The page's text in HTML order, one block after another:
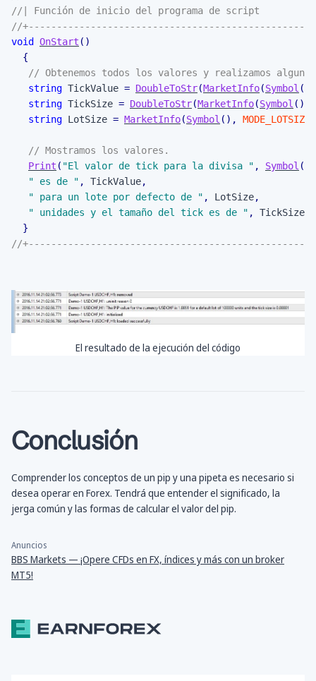
//| Función de inicio del programa de script
//
void
OnStart ( )
{
// Obtenemos todos los valores y realizamos
string TickValue = DoubleToStr(MarketInfo(Symbol (
string TickSize = DoubleToStr(MarketInfo(Symbol ( )
string LotSize = MarketInfo(Symbol ( ) , MODE_LOTSIZE
// Mostramos los valores.
Print ( "El valor de tick para la divisa " , Symbol (
" es de " , TickValue,
" para un lote por defecto de " , LotSize,
" unidades y el tamaño del tick es de " , TickSize
}
//
El resultado de la ejecución del código
Conclusión
Comprender los conceptos de un pip y una pipeta es necesario si
desea operar en Forex. Tendrá que entender el significado, la
jerga común y las formas de calcular el valor del pip.
Anuncios
BBS Markets — ¡Opere CFDs en FX, índices y más con un broker
MT5!